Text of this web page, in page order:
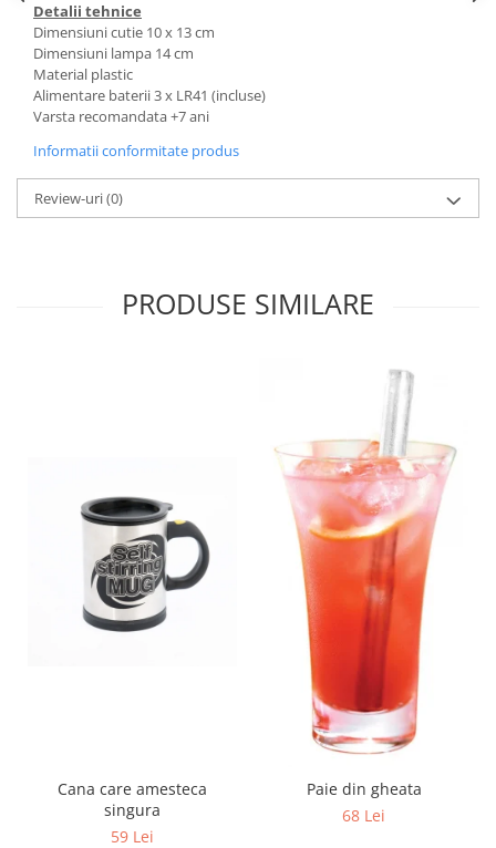
Detalii tehnice
Dimensiuni cutie 10 x 13 cm
Dimensiuni lampa 14 cm
Material plastic
Alimentare baterii 3 x LR41 (incluse)
Varsta recomandata +7 ani
Informatii conformitate produs
Review-uri(0)
PRODUSE SIMILARE
Cana care amesteca
singura
59 Lei
Paie din gheata
68 Lei